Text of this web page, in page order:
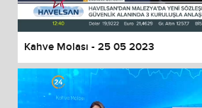
Kahve Molası - 25 05 2023